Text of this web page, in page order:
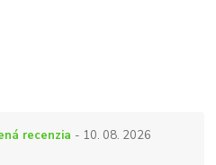
recenzia - 10. 08. 2026